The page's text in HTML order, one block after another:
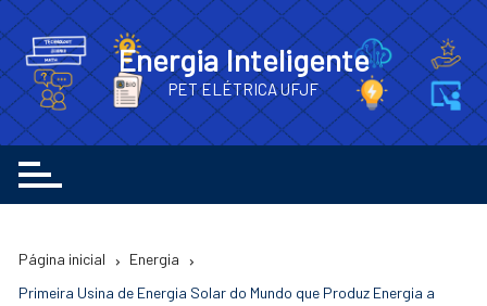
para
o
conteúdo
Energia Inteligente
PET ELÉTRICA UFJF
Página inicial
Energia
Primeira Usina de Energia Solar do Mundo que Produz Energia a